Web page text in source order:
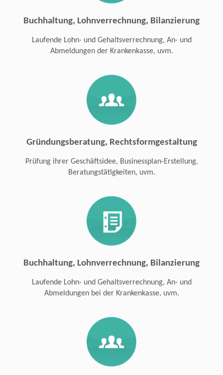
Buchhaltung, Lohnverrechnung, Bilanzierung
Laufende Lohn- und Gehaltsverrechnung, An- und
Abmeldungen der Krankenkasse, uvm.
Gründungsberatung, Rechtsformgestaltung
Prüfung ihrer Geschäftsidee, Businessplan-Erstellung,
Beratungstätigkeiten, uvm.
Buchhaltung, Lohnverrechnung, Bilanzierung
Laufende Lohn- und Gehaltsverrechnung, An- und
Abmeldungen bei der Krankenkasse, uvm.